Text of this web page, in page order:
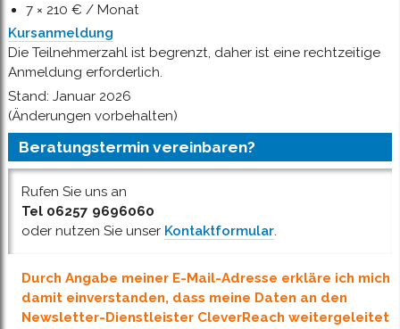
7 × 210 € / Monat
Kursanmeldung
Die Teilnehmerzahl ist begrenzt, daher ist eine rechtzeitige
Anmeldung erforderlich.
Stand: Januar 2026
(Änderungen vorbehalten)
Beratungstermin vereinbaren?
Rufen Sie uns an
Tel 06257 9696060
oder nutzen Sie unser Kontaktformular.
Durch Angabe meiner E-Mail-Adresse erkläre ich mich
damit einverstanden, dass meine Daten an den
Newsletter-Dienstleister CleverReach weitergeleitet